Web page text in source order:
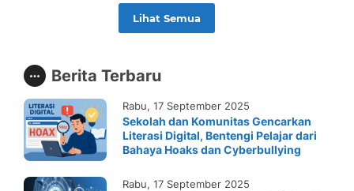
sorotan adalah
pembelajaran mendalam
atau deep learning. Namun,
melainkan sebuah
pendekatan pendidikan..
Lihat Semua
Berita Terbaru
Rabu, 17 September 2025
Sekolah dan Komunitas Gencarkan
Literasi Digital, Bentengi Pelajar dari
Bahaya Hoaks dan Cyberbullying
Rabu, 17 September 2025